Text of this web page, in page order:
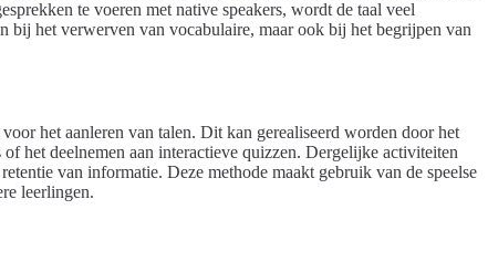
te voeren met native speakers, wordt de taal veel
bij het verwerven van vocabulaire, maar ook bij het begrijpen van
het aanleren van talen. Dit kan gerealiseerd worden door het
het deelnemen aan interactieve quizzen. Dergelijke activiteiten
van informatie. Deze methode maakt gebruik van de speelse
leerlingen.